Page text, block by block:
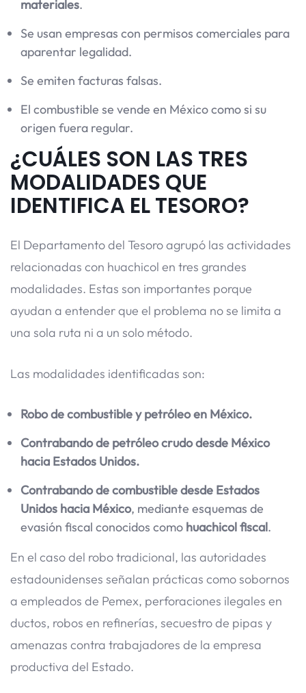
materiales.
Se usan empresas con permisos comerciales para
aparentar legalidad.
Se emiten facturas falsas.
El combustible se vende en México como si su
origen fuera regular.
¿CUÁLES SON LAS TRES
MODALIDADES QUE
IDENTIFICA EL TESORO?
El Departamento del Tesoro agrupó las actividades
relacionadas con huachicol en tres grandes
modalidades. Estas son importantes porque
ayudan a entender que el problema no se limita a
una sola ruta ni a un solo método.
Las modalidades identificadas son:
Robo de combustible y petróleo en México.
Contrabando de petróleo crudo desde México
hacia Estados Unidos.
Contrabando de combustible desde Estados
Unidos hacia México, mediante esquemas de
evasión fiscal conocidos como huachicol fiscal.
En el caso del robo tradicional, las autoridades
estadounidenses señalan prácticas como sobornos
a empleados de Pemex, perforaciones ilegales en
ductos, robos en refinerías, secuestro de pipas y
amenazas contra trabajadores de la empresa
productiva del Estado.